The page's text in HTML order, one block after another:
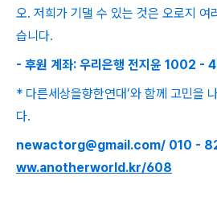
오. 저희가 기댈 수 있는 것은 오로지 여
습니다.
- 후원 계좌: 우리은행 전지윤 1002
* 다른세상을향한연대’와 함께 고민을
다.
newactorg@gmail.com/ 010 -
ww.anotherworld.kr/608